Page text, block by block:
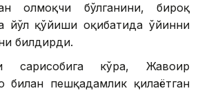
олмоқчи бўлганини, бироқ
йўл қўйиши оқибатида ўйинни
билдирди.
сарҳисобига кўра, Жавоҳир
пешқадамлик қилаётган